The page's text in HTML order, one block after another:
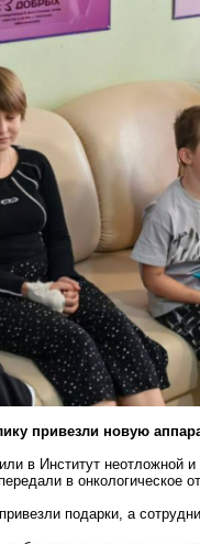
привезли новую
в Институт неотложной
в онкологическое
подарки, а